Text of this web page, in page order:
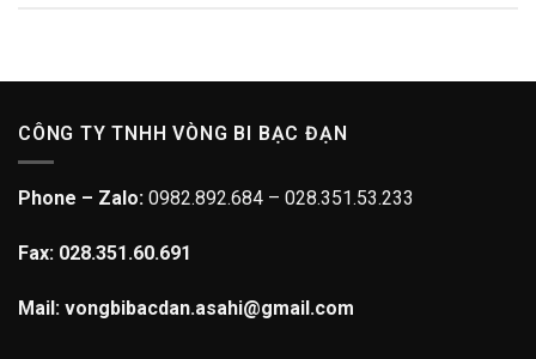
CÔNG TY TNHH VÒNG BI BẠC ĐẠN
Phone – Zalo: 0982.892.684 – 028.351.53.233
Fax: 028.351.60.691
Mail: vongbibacdan.asahi@gmail.com